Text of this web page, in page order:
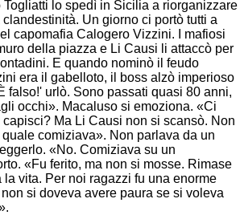
lo spedì in Sicilia a riorganizzare
Un giorno ci portò tutti a
capomafia Calogero Vizzini. I mafiosi
della piazza e Li Causi li attaccò per
E quando nominò il feudo
era il gabelloto, il boss alzò imperioso
falso!' urlò. Sono passati quasi 80 anni,
occhi». Macaluso si emoziona. «Ci
Ma Li Causi non si scansò. Non
comiziava». Non parlava da un
«No. Comiziava su un
«Fu ferito, ma non si mosse. Rimase
la vita. Per noi ragazzi fu una enorme
si doveva avere paura se si voleva